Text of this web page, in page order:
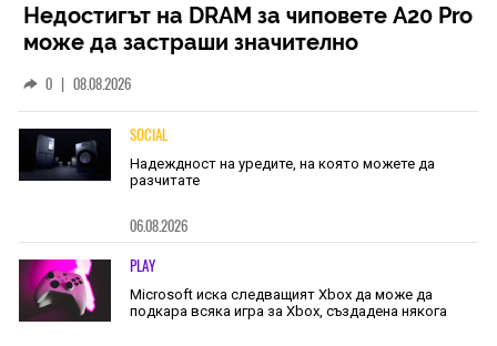
Недостигът на DRAM за чиповете A20 Pro
може да застраши значително
0 | 08.08.2026
SOCIAL
Надеждност на уредите, на която можете да
разчитате
06.08.2026
PLAY
Microsoft иска следващият Xbox да може да
подкара всяка игра за Xbox, създадена някога